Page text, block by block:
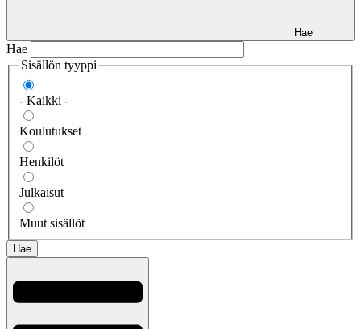
Hae
Hae
Sisällön tyyppi
- Kaikki -
Koulutukset
Henkilöt
Julkaisut
Muut sisällöt